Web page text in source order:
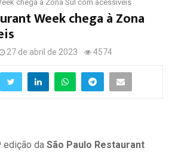
chega à Zona Sul com acessíveis
Week chega à Zona
27 de abril de 2023 4574
edição da São Paulo Restaurant